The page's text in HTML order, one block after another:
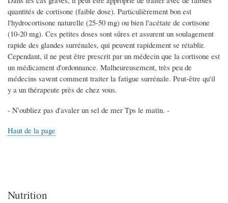
quantités de cortisone (faible dose). Particulièrement bon est
l'hydrocortisone naturelle (25-50 mg) ou bien l'acétate de cortisone
(10-20 mg). Ces petites doses sont sûres et assurent un soulagement
rapide des glandes surrénales, qui peuvent rapidement se rétablir.
Cependant, il ne peut être prescrit par un médecin que la cortisone est
un médicament d'ordonnance. Malheureusement, très peu de
médecins savent comment traiter la fatigue surrénale. Peut-être qu'il
y a un thérapeute près de chez vous.
- N'oubliez pas d'avaler un sel de mer Tps le matin. -
Haut de la page
Nutrition